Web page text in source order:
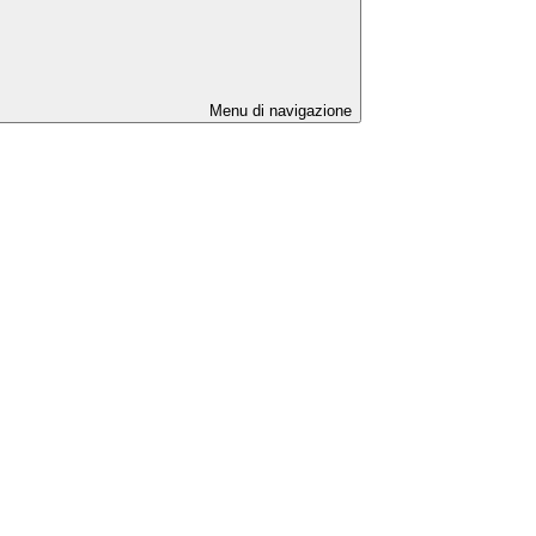
Menu di navigazione